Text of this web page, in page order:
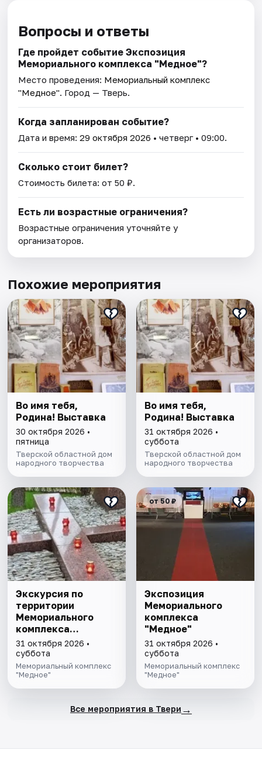
Вопросы и ответы
Где пройдет событие Экспозиция
Мемориального комплекса "Медное"?
Место проведения: Мемориальный комплекс
"Медное". Город — Тверь.
Когда запланирован событие?
Дата и время:29 октября 2026 • четверг • 09:00.
Сколько стоит билет?
Стоимость билета: от 50 ₽.
Есть ли возрастные ограничения?
Возрастные ограничения уточняйте у
организаторов.
Похожие мероприятия
Во имя тебя,
Родина! Выставка
30 октября 2026 •
пятница
Тверской областной дом
народного творчества
Во имя тебя,
Родина! Выставка
31 октября 2026 •
суббота
Тверской областной дом
народного творчества
Экскурсия по
территории
Мемориального
комплекса
"Медное"
31 октября 2026 •
суббота
Мемориальный комплекс
"Медное"
от 50 ₽
Экспозиция
Мемориального
комплекса
"Медное"
31 октября 2026 •
суббота
Мемориальный комплекс
"Медное"
Все мероприятия в Твери →